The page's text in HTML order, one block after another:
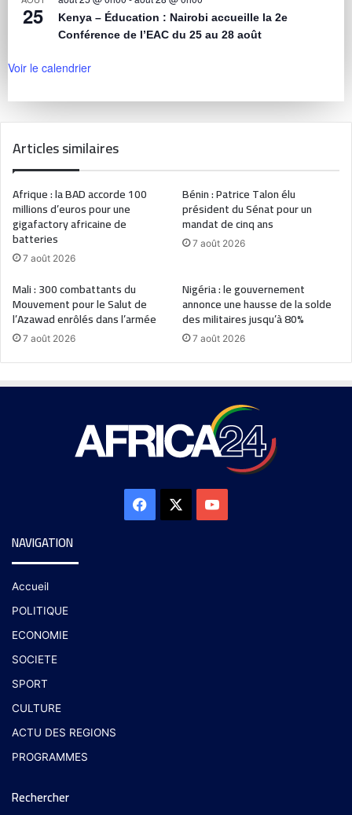
25
Kenya – Éducation : Nairobi accueille la 2e
Conférence de l’EAC du 25 au 28 août
Voir le calendrier
Articles similaires
Afrique : la BAD accorde 100
millions d’euros pour une
gigafactory africaine de
batteries
7 août 2026
Bénin : Patrice Talon élu
président du Sénat pour un
mandat de cinq ans
7 août 2026
Mali : 300 combattants du
Mouvement pour le Salut de
l’Azawad enrôlés dans l’armée
7 août 2026
Nigéria : le gouvernement
annonce une hausse de la solde
des militaires jusqu’à 80%
7 août 2026
NAVIGATION
Accueil
POLITIQUE
ECONOMIE
SOCIETE
SPORT
CULTURE
ACTU DES REGIONS
PROGRAMMES
Rechercher